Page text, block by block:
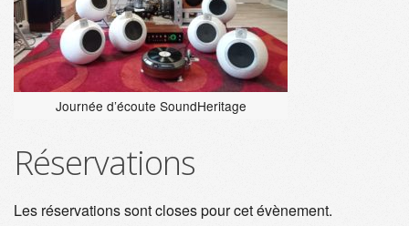
Journée d’écoute SoundHeritage
Réservations
Les réservations sont closes pour cet évènement.